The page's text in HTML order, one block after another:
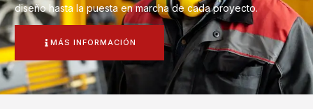
diseño hasta la puesta en marcha de cada proyecto.
MÁS INFORMACIÓN